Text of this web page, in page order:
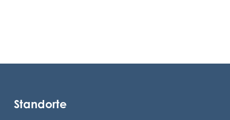
Standorte